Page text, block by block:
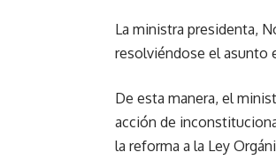
La ministra presidenta,
resolviéndose el asunto
De esta manera, el
acción de
la reforma a la Ley